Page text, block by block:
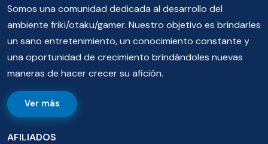
Somos una comunidad dedicada al desarrollo del
ambiente friki/otaku/gamer. Nuestro objetivo es brindarles
un sano entretenimiento, un conocimiento constante y
una oportunidad de crecimiento brindándoles nuevas
maneras de hacer crecer su afición.
Ver más
AFILIADOS